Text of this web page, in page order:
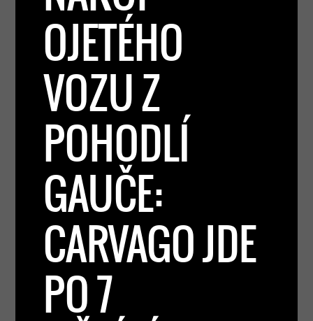
OJETÉHO
VOZU Z
POHODLÍ
GAUČE:
CARVAGO JDE
PO 7